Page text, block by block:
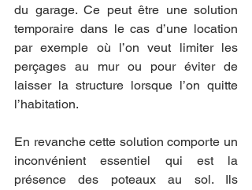
du garage. Ce peut être une solution
temporaire dans le cas d’une location
par exemple où l’on veut limiter les
perçages au mur ou pour éviter de
laisser la structure lorsque l’on quitte
l’habitation.
En revanche cette solution comporte un
inconvénient essentiel qui est la
présence des poteaux au sol. Ils